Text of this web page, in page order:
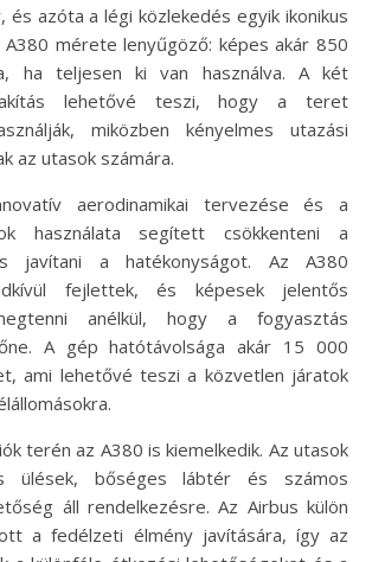
és azóta a légi közlekedés egyik ikonikus
mérete lenyűgöző: képes akár 850
ha teljesen ki van használva. A két
lehetővé teszi, hogy a teret
miközben kényelmes utazási
az utasok számára.
aerodinamikai tervezése és a
használata segített csökkenteni a
javítani a hatékonyságot. Az A380
fejlettek, és képesek jelentős
anélkül, hogy a fogyasztás
A gép hatótávolsága akár 15 000
ami lehetővé teszi a közvetlen járatok
terén az A380 is kiemelkedik. Az utasok
ülések, bőséges lábtér és számos
áll rendelkezésre. Az Airbus külön
a fedélzeti élmény javítására, így az